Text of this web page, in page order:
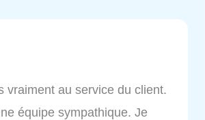
vraiment au service du client.
équipe sympathique. Je